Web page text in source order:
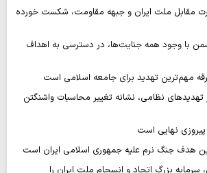
مقابل ملت ایران و جبهه مقاومت، شکست خورده
با وجود همه جنایت‌ها، در دسترسی به اهداف
مهم‌ترین تهدید برای جامعه اسلامی است
تهدیدهای نظامی، نشانه تغییر محاسبات واشنگتن
نهایی است
هدف جنگ نرم علیه جمهوری اسلامی ایران است
سرمایه بزرگ اتحاد و انسجام ملت ایران را